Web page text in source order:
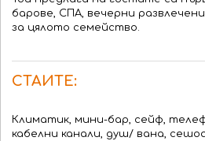
барове, СПА, вечерни
за цялото семейство.
СТАИТЕ:
Климатик, мини-бар, сейф,
кабелни канали, душ/ вана,